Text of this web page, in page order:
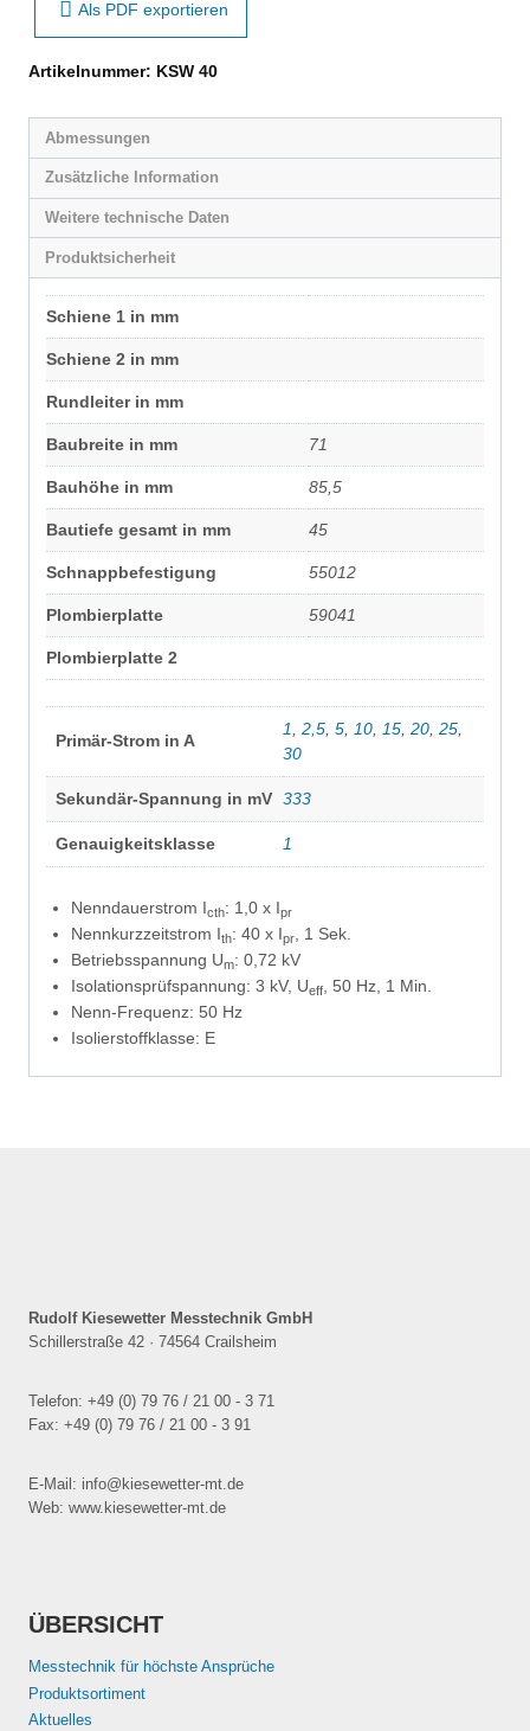
Als PDF exportieren
Artikelnummer: KSW 40
Abmessungen
Zusätzliche Information
Weitere technische Daten
Produktsicherheit
Schiene 1 in mm
Schiene 2 in mm
Rundleiter in mm
Baubreite in mm 71
Bauhöhe in mm 85,5
Bautiefe gesamt in mm 45
Schnappbefestigung 55012
Plombierplatte 59041
Plombierplatte 2
Primär-Strom in A
1, 2,5, 5, 10, 15, 20, 25,
30
Sekundär-Spannung in mV 333
Genauigkeitsklasse 1
Nenndauerstrom Icth: 1,0 x Ipr
Nennkurzzeitstrom Ith: 40 x Ipr
, 1 Sek.
Betriebsspannung Um: 0,72 kV
Isolationsprüfspannung: 3 kV, Ueff
, 50 Hz, 1 Min.
Nenn-Frequenz: 50 Hz
Isolierstoffklasse: E
Rudolf Kiesewetter Messtechnik GmbH
Schillerstraße 42 · 74564 Crailsheim
Telefon: +49 (0) 79 76 / 21 00 - 3 71
Fax: +49 (0) 79 76 / 21 00 - 3 91
E-Mail: info@kiesewetter-mt.de
Web: www.kiesewetter-mt.de
ÜBERSICHT
Messtechnik für höchste Ansprüche
Produktsortiment
Aktuelles